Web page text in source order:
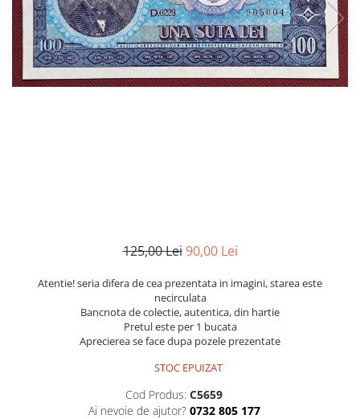
Monede Asia
Monede Australia si Oceania
Monede Euro, Eurocenti
Monede Europa
Bancnote Asia
Bancnote Australia si Oceania
Bancnote Europa
Gradate PMG
125,00 Lei 90,00 Lei
Atentie! seria difera de cea prezentata in imagini, starea este
necirculata
Bancnota de colectie, autentica, din hartie
Pretul este per 1 bucata
Aprecierea se face dupa pozele prezentate
STOC EPUIZAT
Cod Produs: C5659
Ai nevoie de ajutor? 0732 805 177